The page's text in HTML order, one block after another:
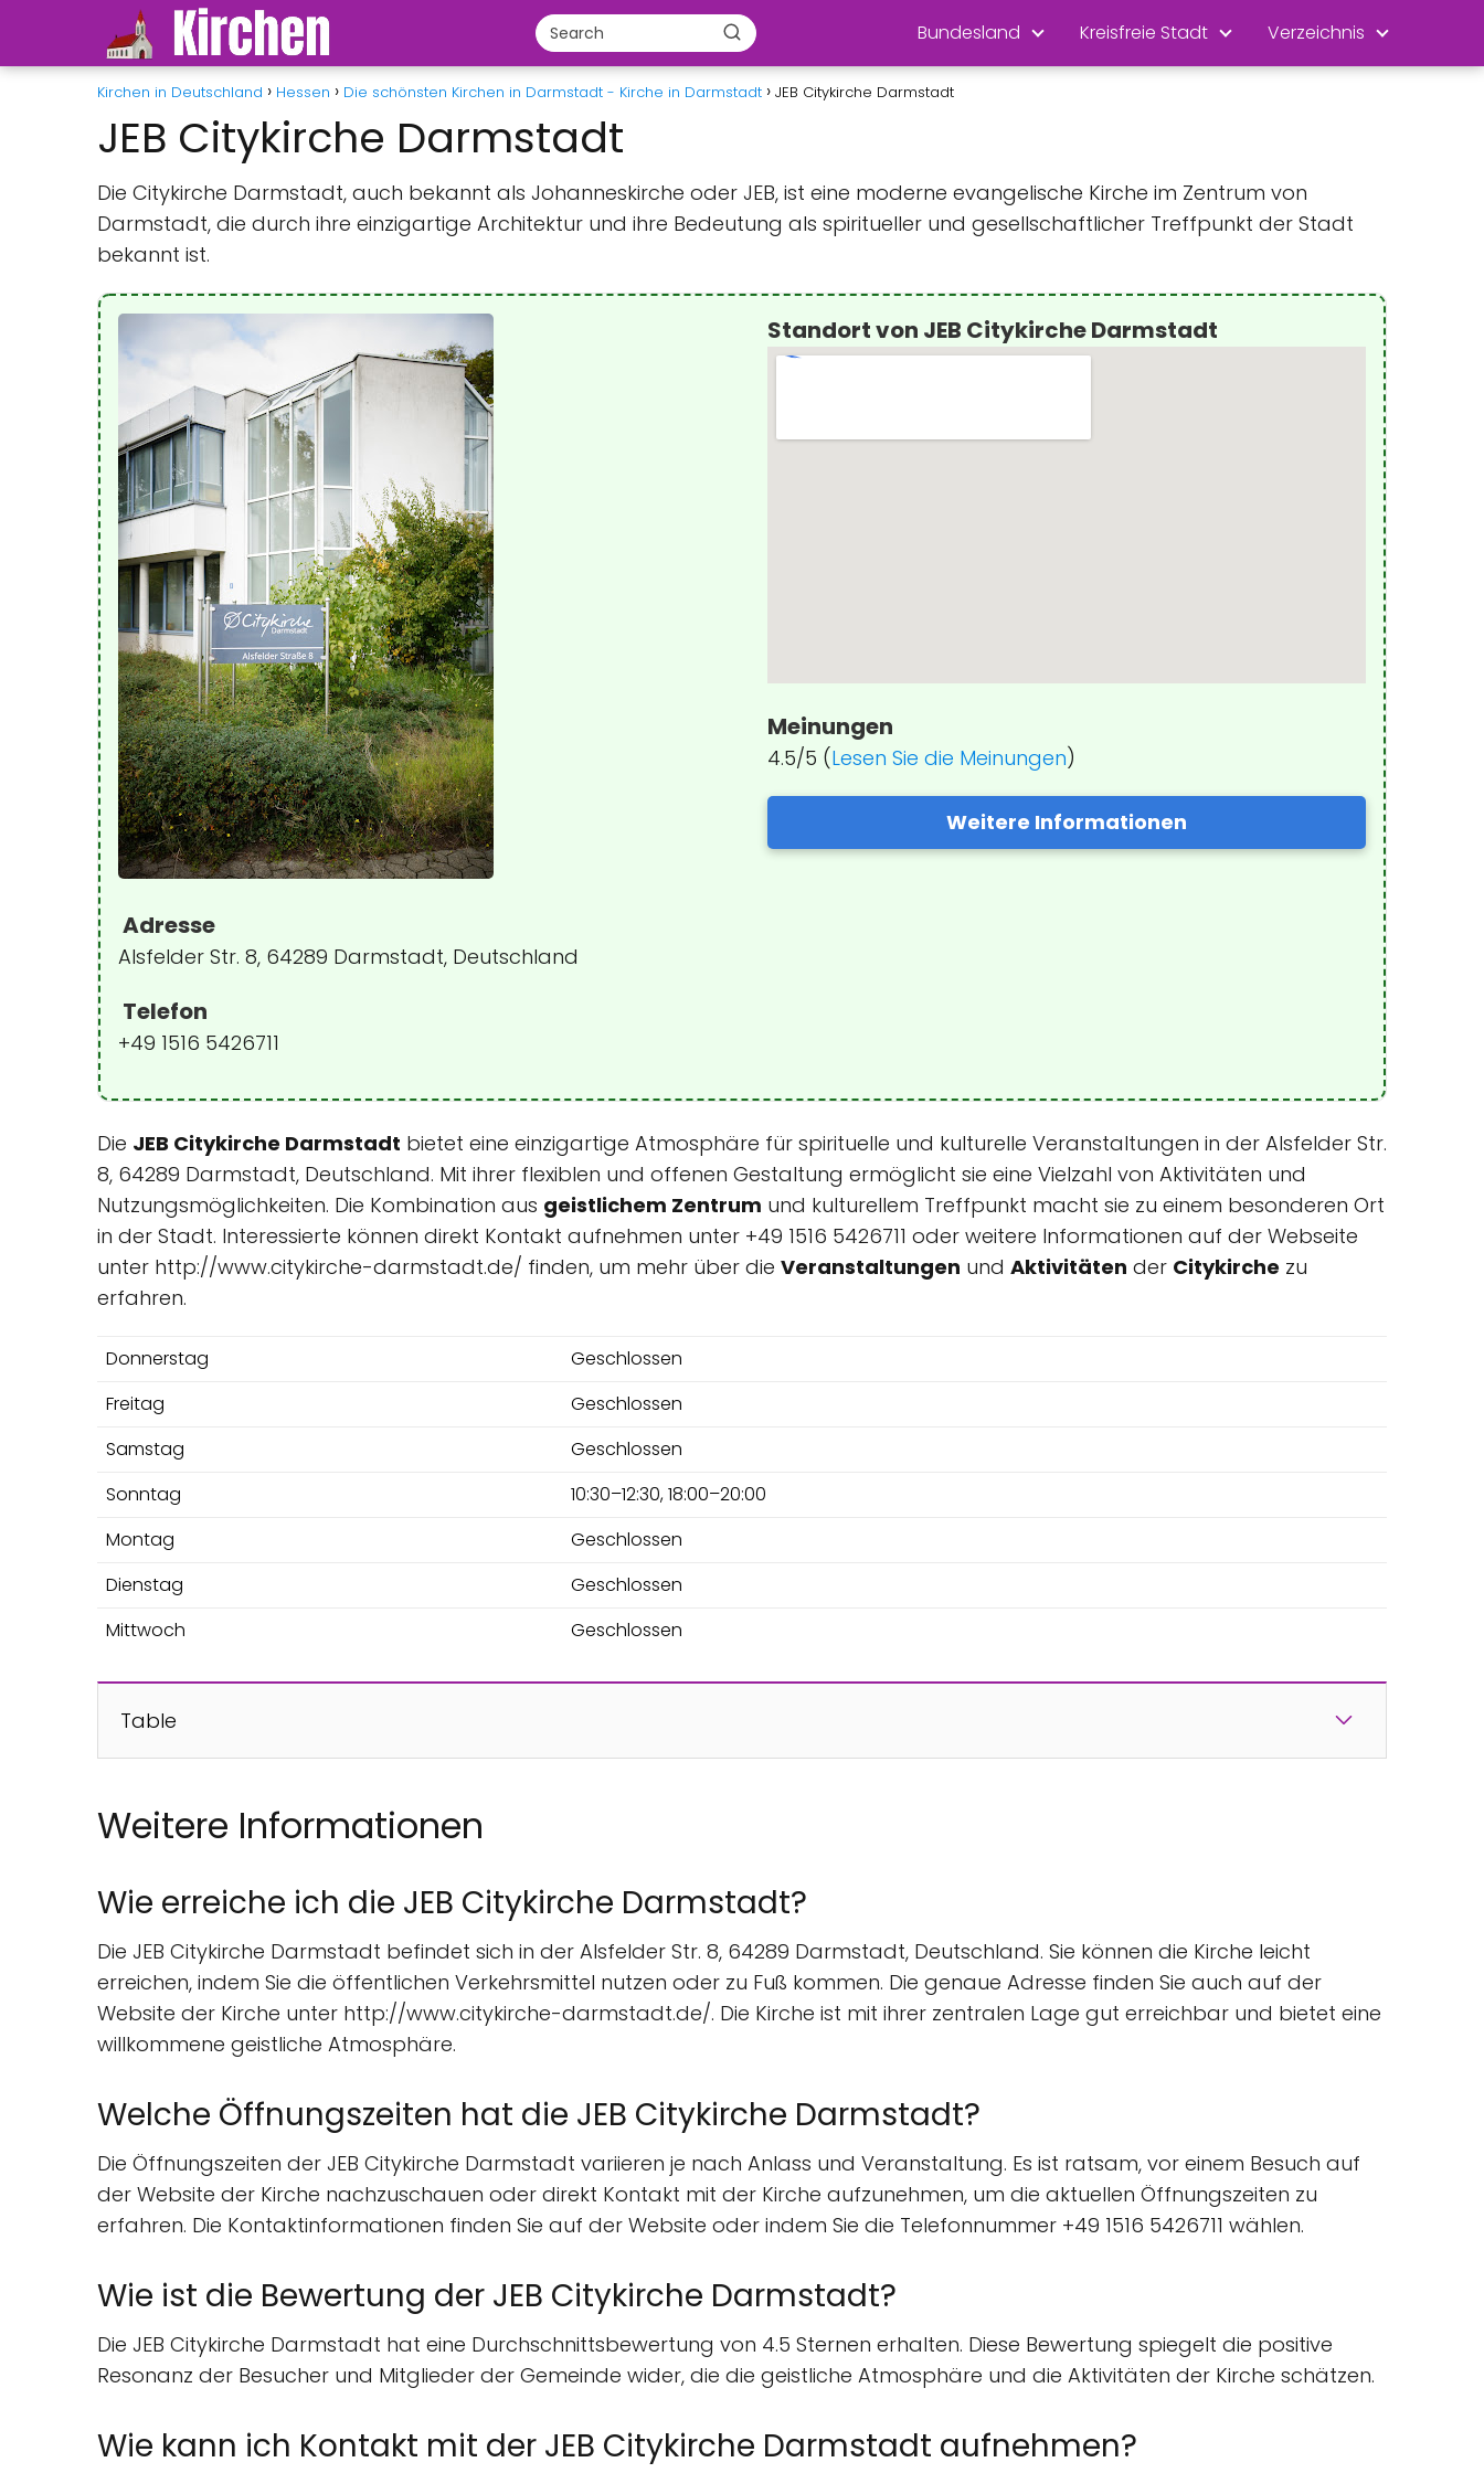
Bundesland Kreisfreie Stadt Verzeichnis
Kirchen in Deutschland Hessen Die schönsten Kirchen in Darmstadt - Kirche in Darmstadt JEB Citykirche Darmstadt
JEB Citykirche Darmstadt
Die Citykirche Darmstadt, auch bekannt als Johanneskirche oder JEB, ist eine moderne evangelische Kirche im Zentrum von
Darmstadt, die durch ihre einzigartige Architektur und ihre Bedeutung als spiritueller und gesellschaftlicher Treffpunkt der Stadt
bekannt ist.
Adresse
Alsfelder Str. 8, 64289 Darmstadt, Deutschland
Telefon
+49 1516 5426711
Standort von JEB Citykirche Darmstadt
Meinungen
4.5/5 (Lesen Sie die Meinungen)
Weitere Informationen
Die JEB Citykirche Darmstadt bietet eine einzigartige Atmosphäre für spirituelle und kulturelle Veranstaltungen in der Alsfelder Str.
8, 64289 Darmstadt, Deutschland. Mit ihrer flexiblen und offenen Gestaltung ermöglicht sie eine Vielzahl von Aktivitäten und
Nutzungsmöglichkeiten. Die Kombination aus geistlichem Zentrum und kulturellem Treffpunkt macht sie zu einem besonderen Ort
in der Stadt. Interessierte können direkt Kontakt aufnehmen unter +49 1516 5426711 oder weitere Informationen auf der Webseite
unter http://www.citykirche-darmstadt.de/ finden, um mehr über die Veranstaltungen und Aktivitäten der Citykirche zu
erfahren.
Donnerstag
Geschlossen
Freitag
Geschlossen
Samstag
Geschlossen
Sonntag
10:30–12:30, 18:00–20:00
Montag
Geschlossen
Dienstag
Geschlossen
Mittwoch
Geschlossen
Table
Weitere Informationen
Wie erreiche ich die JEB Citykirche Darmstadt?
Die JEB Citykirche Darmstadt befindet sich in der Alsfelder Str. 8, 64289 Darmstadt, Deutschland. Sie können die Kirche leicht
erreichen, indem Sie die öffentlichen Verkehrsmittel nutzen oder zu Fuß kommen. Die genaue Adresse finden Sie auch auf der
Website der Kirche unter http://www.citykirche-darmstadt.de/. Die Kirche ist mit ihrer zentralen Lage gut erreichbar und bietet eine
willkommene geistliche Atmosphäre.
Welche Öffnungszeiten hat die JEB Citykirche Darmstadt?
Die Öffnungszeiten der JEB Citykirche Darmstadt variieren je nach Anlass und Veranstaltung. Es ist ratsam, vor einem Besuch auf
der Website der Kirche nachzuschauen oder direkt Kontakt mit der Kirche aufzunehmen, um die aktuellen Öffnungszeiten zu
erfahren. Die Kontaktinformationen finden Sie auf der Website oder indem Sie die Telefonnummer +49 1516 5426711 wählen.
Wie ist die Bewertung der JEB Citykirche Darmstadt?
Die JEB Citykirche Darmstadt hat eine Durchschnittsbewertung von 4.5 Sternen erhalten. Diese Bewertung spiegelt die positive
Resonanz der Besucher und Mitglieder der Gemeinde wider, die die geistliche Atmosphäre und die Aktivitäten der Kirche schätzen.
Wie kann ich Kontakt mit der JEB Citykirche Darmstadt aufnehmen?